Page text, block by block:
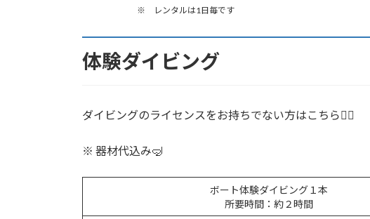
※ レンタルは1日毎です
体験ダイビング
ダイビングのライセンスをお持ちでない方はこちら🙋‍♀️
※ 器材代込み🤿
ボート体験ダイビング１本
所要時間：約２時間